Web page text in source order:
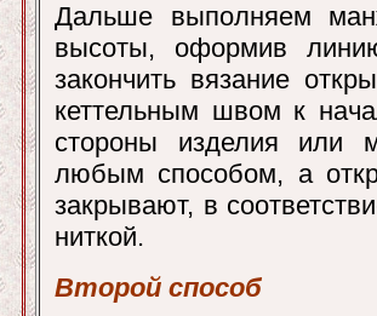
Дальше выполняем
высоты, оформив
закончить вязание
кеттельным швом к
стороны изделия или
любым способом, а
закрывают, в
ниткой.
Второй способ